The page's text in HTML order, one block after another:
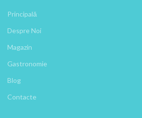
Principală
Despre Noi
Magazin
Gastronomie
Blog
Contacte